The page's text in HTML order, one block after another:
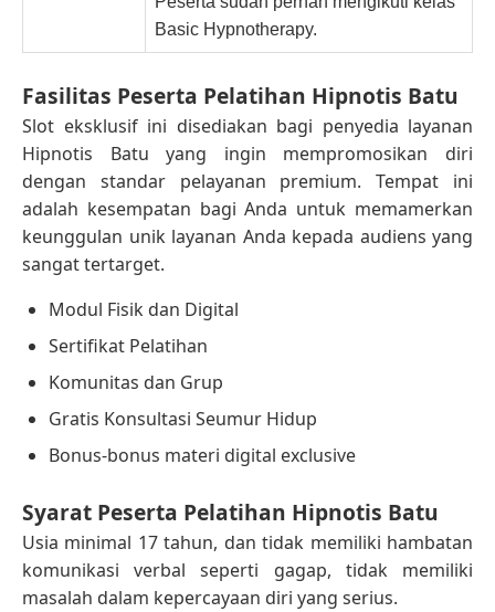
Basic Hypnotherapy.
Fasilitas Peserta Pelatihan Hipnotis Batu
Slot eksklusif ini disediakan bagi penyedia layanan
Hipnotis Batu yang ingin mempromosikan diri
dengan standar pelayanan premium. Tempat ini
adalah kesempatan bagi Anda untuk memamerkan
keunggulan unik layanan Anda kepada audiens yang
sangat tertarget.
Modul Fisik dan Digital
Sertifikat Pelatihan
Komunitas dan Grup
Gratis Konsultasi Seumur Hidup
Bonus-bonus materi digital exclusive
Syarat Peserta Pelatihan Hipnotis Batu
Usia minimal 17 tahun, dan tidak memiliki hambatan
komunikasi verbal seperti gagap, tidak memiliki
masalah dalam kepercayaan diri yang serius.